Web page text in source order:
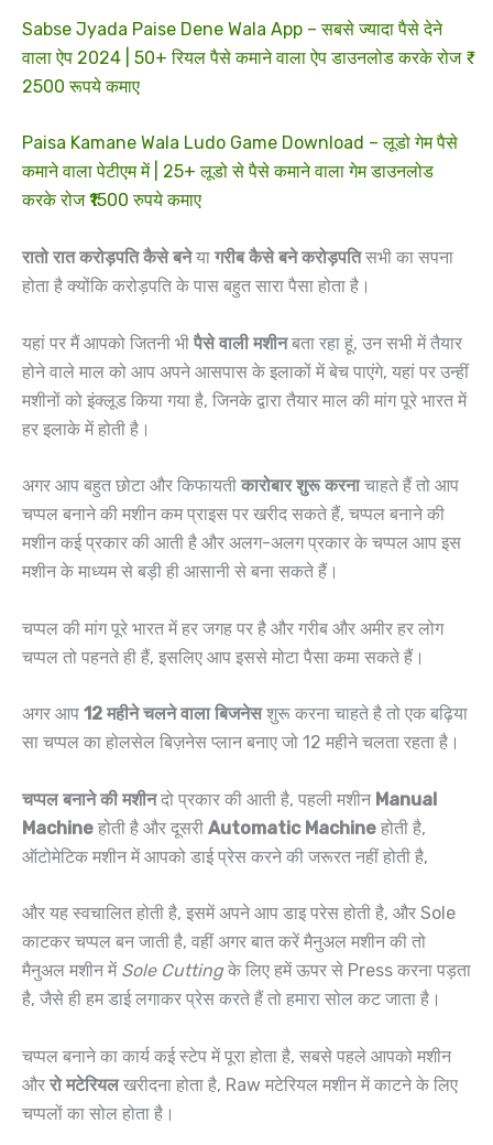
Sabse Jyada Paise Dene Wala App – सबसे ज्यादा पैसे देने
वाला ऐप 2024 | 50+ रियल पैसे कमाने वाला ऐप डाउनलोड करके रोज ₹
2500 रूपये कमाए
Paisa Kamane Wala Ludo Game Download – लूडो गेम पैसे
कमाने वाला पेटीएम में | 25+ लूडो से पैसे कमाने वाला गेम डाउनलोड
करके रोज ₹1500 रुपये कमाए
रातो रात करोड़पति कैसे बनेया गरीब कैसे बने करोड़पतिसभी का सपना
होता है क्योंकि करोड़पति के पास बहुत सारा पैसा होता है।
यहां पर मैं आपको जितनी भी पैसे वाली मशीनबता रहा हूं, उन सभी में तैयार
होने वाले माल को आप अपने आसपास के इलाकों में बेच पाएंगे, यहां पर उन्हीं
मशीनों को इंक्लूड किया गया है, जिनके द्वारा तैयार माल की मांग पूरे भारत में
हर इलाके में होती है।
अगर आप बहुत छोटा और किफायती कारोबार शुरू करनाचाहते हैं तो आप
चप्पल बनाने की मशीन कम प्राइस पर खरीद सकते हैं, चप्पल बनाने की
मशीन कई प्रकार की आती है और अलग-अलग प्रकार के चप्पल आप इस
मशीन के माध्यम से बड़ी ही आसानी से बना सकते हैं।
चप्पल की मांग पूरे भारत में हर जगह पर है और गरीब और अमीर हर लोग
चप्पल तो पहनते ही हैं, इसलिए आप इससे मोटा पैसा कमा सकते हैं।
अगर आप 12 महीने चलने वाला बिजनेसशुरू करना चाहते है तो एक बढ़िया
सा चप्पल का होलसेल बिज़नेस प्लान बनाए जो 12 महीने चलता रहता है।
चप्पल बनाने की मशीनदो प्रकार की आती है, पहली मशीनManual
Machine होती है और दूसरी Automatic Machine होती है,
ऑटोमेटिक मशीन में आपको डाई प्रेस करने की जरूरत नहीं होती है,
और यह स्वचालित होती है, इसमें अपने आप डाइ परेस होती है, और Sole
काटकर चप्पल बन जाती है, वहीं अगर बात करें मैनुअल मशीन की तो
मैनुअल मशीन में Sole Cuttingके लिए हमें ऊपर से Press करना पड़ता
है, जैसे ही हम डाई लगाकर प्रेस करते हैं तो हमारा सोल कट जाता है।
चप्पल बनाने का कार्य कई स्टेप में पूरा होता है, सबसे पहले आपको मशीन
और रो मटेरियलखरीदना होता है, Raw मटेरियल मशीन में काटने के लिए
चप्पलों का सोल होता है।